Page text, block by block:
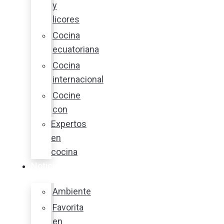
y
licores
Cocina
ecuatoriana
Cocina
internacional
Cocine
con
Expertos
en
cocina
Ambiente
Favorita
en